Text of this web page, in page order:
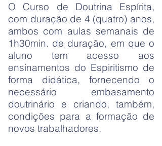
O Curso de Doutrina Espírita,
com duração de 4 (quatro) anos,
ambos com aulas semanais de
1h30min. de duração, em que o
aluno tem acesso aos
ensinamentos do Espiritismo de
forma didática, fornecendo o
necessário embasamento
doutrinário e criando, também,
condições para a formação de
novos trabalhadores.